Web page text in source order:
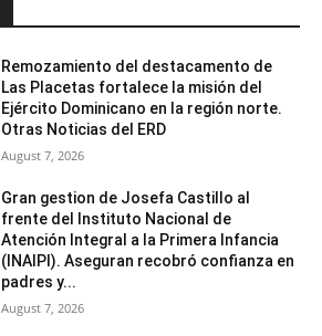
Remozamiento del destacamento de
Las Placetas fortalece la misión del
Ejército Dominicano en la región norte.
Otras Noticias del ERD
August 7, 2026
Gran gestion de Josefa Castillo al
frente del Instituto Nacional de
Atención Integral a la Primera Infancia
(INAIPI). Aseguran recobró confianza en
padres y...
August 7, 2026